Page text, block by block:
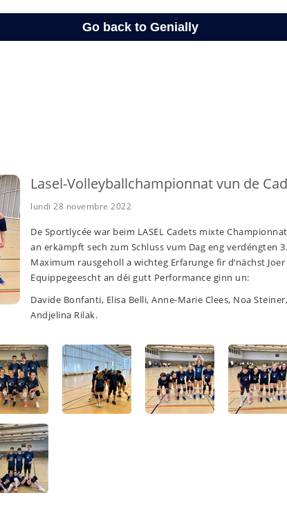
Lasel-Volleyballchampionnat vun de
lundi 28 novembre 2022
De Sportlycée war beim LASEL Cadets mixte
an erkämpft sech zum Schluss vum Dag eng verdéngten
Maximum rausgeholl a wichteg Erfarunge fir d’nächst
Equippegeescht an déi gutt Performance ginn un:
Davide Bonfanti, Elisa Belli, Anne-Marie Clees, Noa
Andjelina Rilak.